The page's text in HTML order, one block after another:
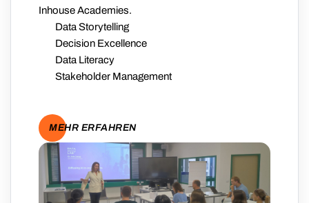
Inhouse Academies.
Data Storytelling
Decision Excellence
Data Literacy
Stakeholder Management
MEHR ERFAHREN